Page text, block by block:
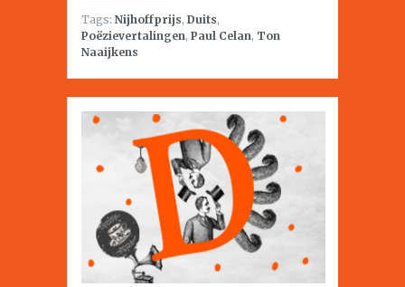
Tags: Nijhoffprijs, Duits,
Poëzievertalingen, Paul Celan, Ton
Naaijkens